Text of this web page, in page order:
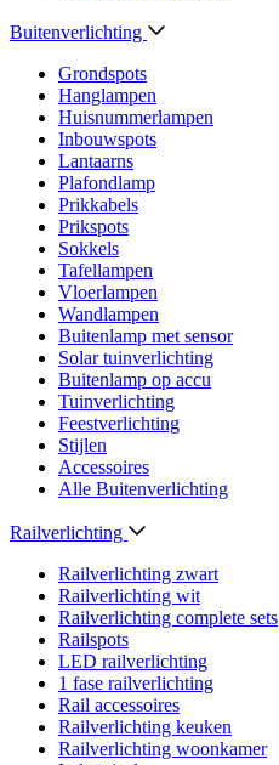
Buitenverlichting
Grondspots
Hanglampen
Huisnummerlampen
Inbouwspots
Lantaarns
Plafondlamp
Prikkabels
Prikspots
Sokkels
Tafellampen
Vloerlampen
Wandlampen
Buitenlamp met sensor
Solar tuinverlichting
Buitenlamp op accu
Tuinverlichting
Feestverlichting
Stijlen
Accessoires
Alle Buitenverlichting
Railverlichting
Railverlichting zwart
Railverlichting wit
Railverlichting complete sets
Railspots
LED railverlichting
1 fase railverlichting
Rail accessoires
Railverlichting keuken
Railverlichting woonkamer